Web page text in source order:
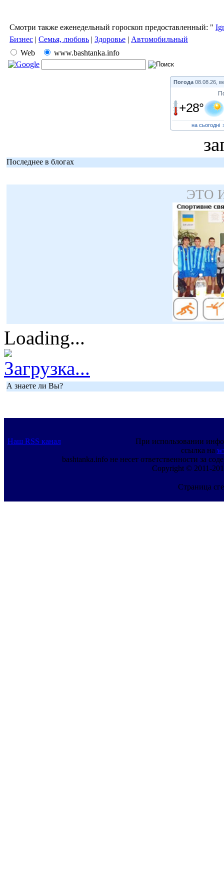
Смотри также еженедельный гороскоп предоставленный: "
Бизнес | Семья, любовь | Здоровье | Автомобильный
Web
www.bashtanka.info
Погода 08.08.26,
+28°
на сьогодні
Последнее в блогах
ЭТО
Loading...
Загрузка...
А знаете ли Вы?
Наш RSS канал
При использовании
ссылка на
bashtanka.info не несет ответственности за
Copyright © 2011-
Страница